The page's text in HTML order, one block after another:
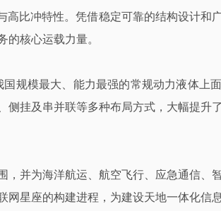
比冲特性。凭借稳定可靠的结构设计和
核心运载力量。
规模最大、能力最强的常规动力液体上
挂及串并联等多种布局方式，大幅提升
并为海洋航运、航空飞行、应急通信、
星座的构建进程，为建设天地一体化信